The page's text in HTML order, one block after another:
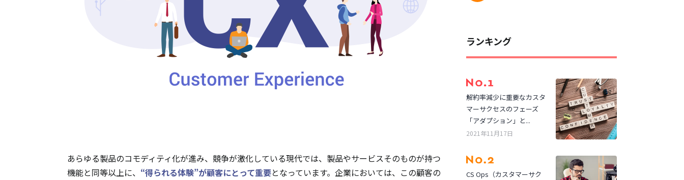
あらゆる製品のコモディティ化が進み、競争が激化している現代では、製品やサービスそのものが持つ
機能と同等以上に、 “得られる体験”が顧客にとって重要となっています。企業においては、この顧客の
ランキング
解約率減少に重要なカスタ
マーサクセスのフェーズ
「アダプション」と...
2021年11月17日
CS Ops（カスタマーサク